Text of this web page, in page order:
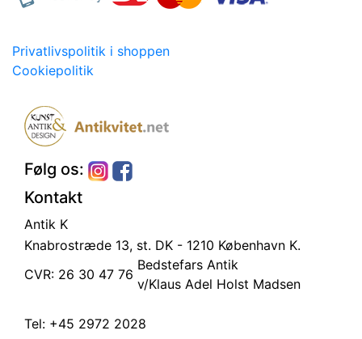
Privatlivspolitik i shoppen
Cookiepolitik
Følg os:
Kontakt
Antik K
Knabrostræde 13, st. DK - 1210 København K.
CVR: 26 30 47 76
Bedstefars Antik
v/Klaus Adel Holst Madsen
Tel: +45 2972 2028